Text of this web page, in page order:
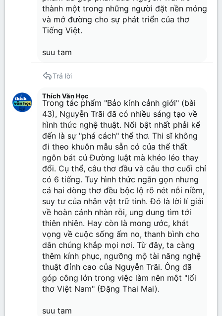
thành một trong những người đặt nền móng
và mở đường cho sự phát triển của thơ
Tiếng Việt.
suu tam
Trả lời
Thích Văn Học
Trong tác phẩm "Bảo kính cảnh giới" (bài
43), Nguyễn Trãi đã có nhiều sáng tạo về
hình thức nghệ thuật. Nổi bật nhất phải kể
đến là sự "phá cách" thể thơ. Thi sĩ không
đi theo khuôn mẫu sẵn có của thể thất
ngôn bát cú Đường luật mà khéo léo thay
đổi. Cụ thể, câu thơ đầu và câu thơ cuối chỉ
có 6 tiếng. Tuy hình thức ngắn gọn nhưng
cả hai dòng thơ đều bộc lộ rõ nét nỗi niềm,
suy tư của nhân vật trữ tình. Đó là lời lí giải
về hoàn cảnh nhàn rỗi, ung dung tìm tới
thiên nhiên. Hay còn là mong ước, khát
vọng về cuộc sống ấm no, thanh bình cho
dân chúng khắp mọi nơi. Từ đây, ta càng
thêm kính phục, ngưỡng mộ tài năng nghệ
thuật đỉnh cao của Nguyễn Trãi. Ông đã
góp công lớn trong việc làm nên một "lối
thơ Việt Nam" (Đặng Thai Mai).
suu tam